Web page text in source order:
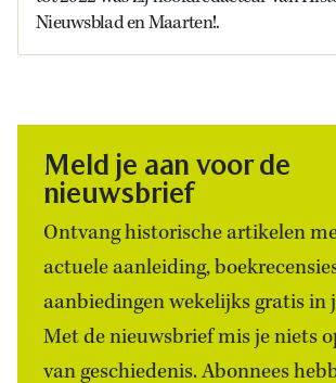
Nieuwsblad en Maarten!.
Meld je aan voor de
nieuwsbrief
Ontvang historische artikelen
actuele aanleiding,
aanbiedingen wekelijks gratis in
Met de nieuwsbrief mis je niets
van geschiedenis. Abonnees